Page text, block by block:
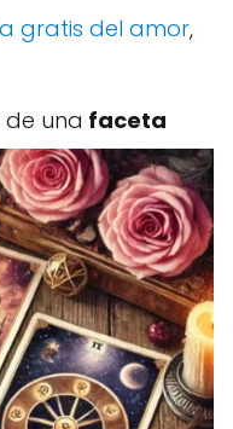
gratis del amor,
una faceta